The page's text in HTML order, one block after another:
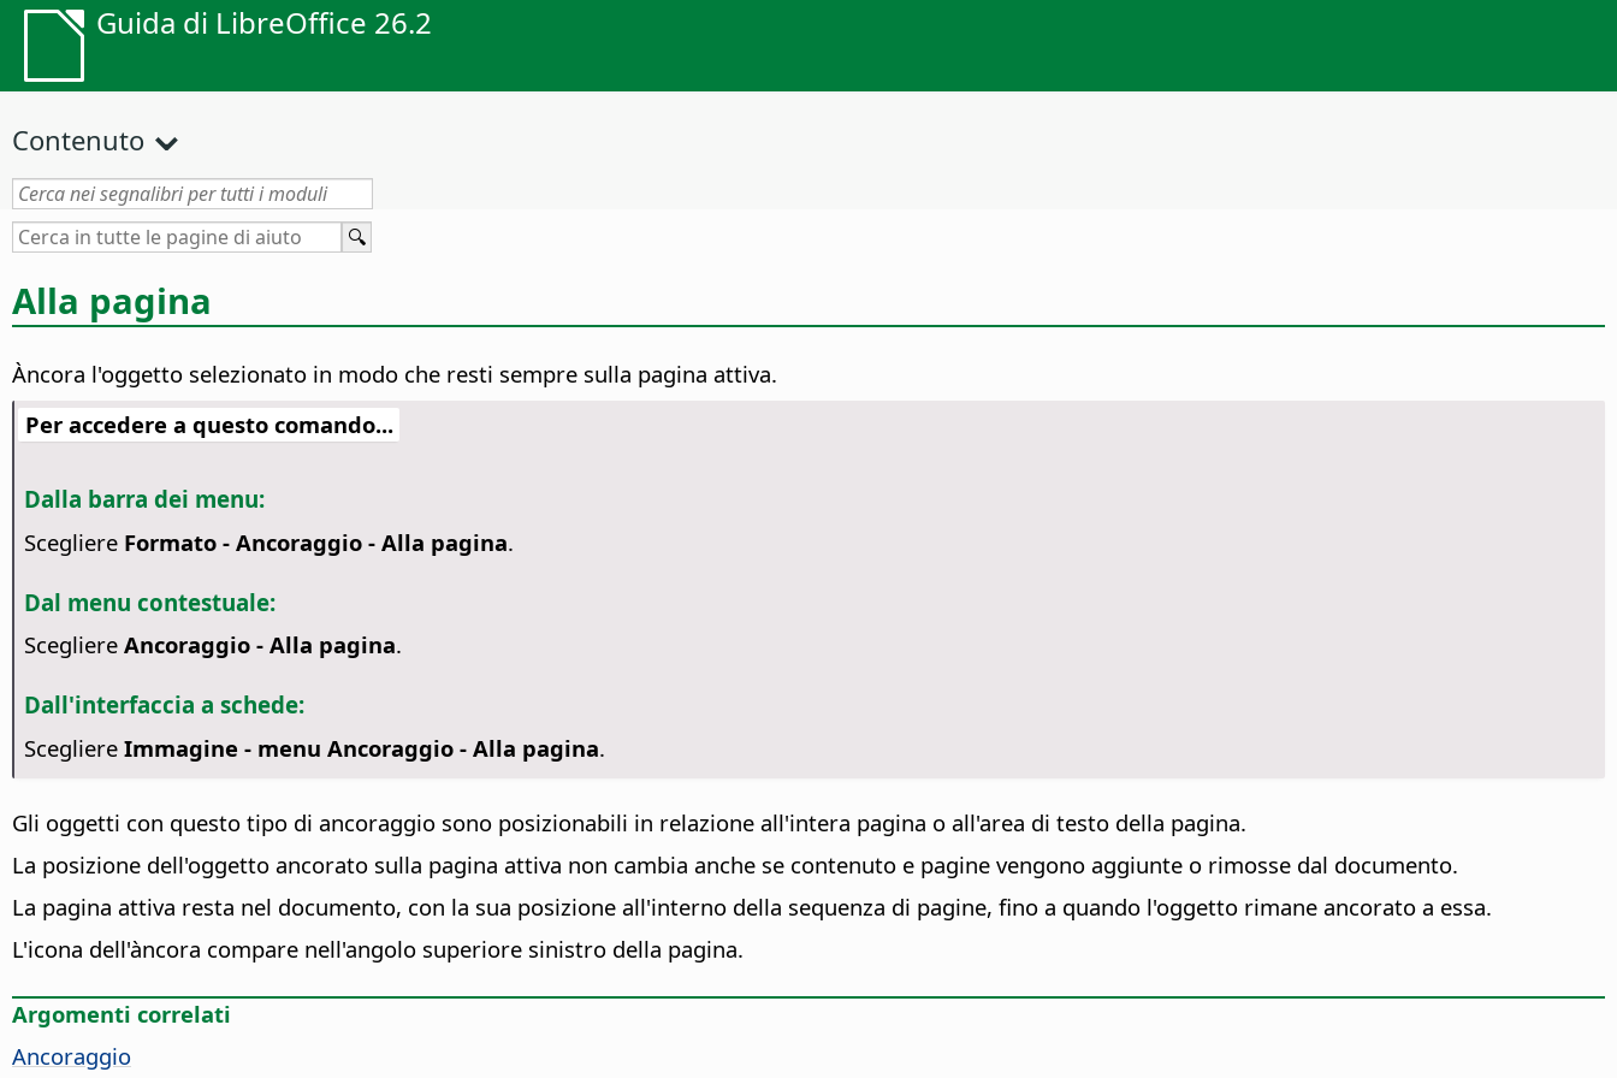
Guida di LibreOffice 26.2
Contenuto
Alla pagina
Àncora l'oggetto selezionato in modo che resti sempre sulla pagina attiva.
Per accedere a questo comando...
Dalla barra dei menu:
Scegliere Formato - Ancoraggio - Alla pagina.
Dal menu contestuale:
Scegliere Ancoraggio - Alla pagina.
Dall'interfaccia a schede:
Scegliere Immagine - menu Ancoraggio - Alla pagina.
Gli oggetti con questo tipo di ancoraggio sono posizionabili in relazione all'intera pagina o all'area di testo della pagina.
La posizione dell'oggetto ancorato sulla pagina attiva non cambia anche se contenuto e pagine vengono aggiunte o rimosse dal documento.
La pagina attiva resta nel documento, con la sua posizione all'interno della sequenza di pagine, fino a quando l'oggetto rimane ancorato a essa.
L'icona dell'àncora compare nell'angolo superiore sinistro della pagina.
Argomenti correlati
Ancoraggio